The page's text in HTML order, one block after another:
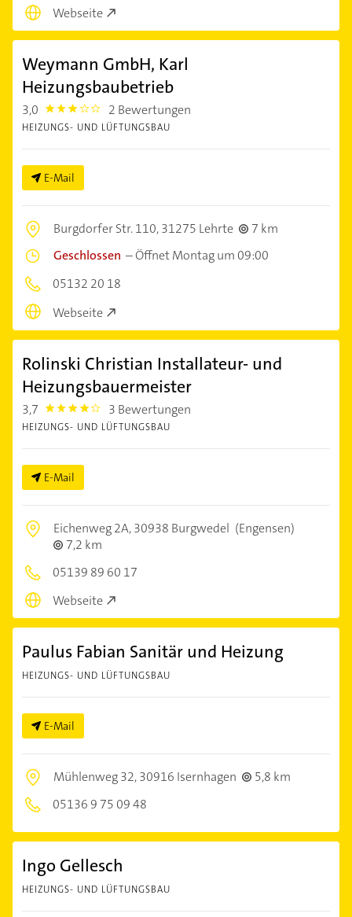
Webseite
Weymann GmbH, Karl
Heizungsbaubetrieb
3,0 3.0 2 Bewertungen
HEIZUNGS- UND LÜFTUNGSBAU
E-Mail
Burgdorfer Str. 110,31275 Lehrte
7 km
Geschlossen –Öffnet Montag um 09:00
05132 20 18
Webseite
Rolinski Christian Installateur- und
Heizungsbauermeister
3,7 3.7 3 Bewertungen
HEIZUNGS- UND LÜFTUNGSBAU
E-Mail
Eichenweg 2A,30938 Burgwedel (Engensen)
7,2 km
05139 89 60 17
Webseite
Paulus Fabian Sanitär und Heizung
HEIZUNGS- UND LÜFTUNGSBAU
E-Mail
Mühlenweg 32,30916 Isernhagen
5,8 km
05136 9 75 09 48
Ingo Gellesch
HEIZUNGS- UND LÜFTUNGSBAU